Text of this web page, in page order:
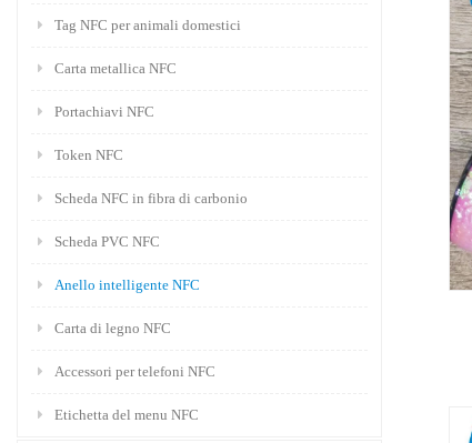
Tag NFC per animali domestici
Carta metallica NFC
Portachiavi NFC
Token NFC
Scheda NFC in fibra di carbonio
Scheda PVC NFC
Anello intelligente NFC
Carta di legno NFC
Accessori per telefoni NFC
Etichetta del menu NFC